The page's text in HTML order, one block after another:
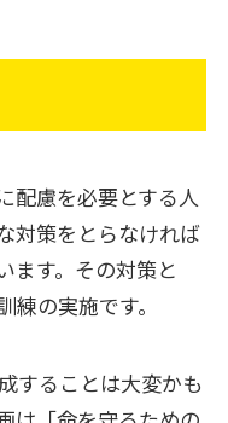
配慮を必要とする人
対策をとらなければ
ます。その対策と
の実施です。
することは大変かも